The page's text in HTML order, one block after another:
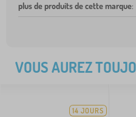
plus de produits de cette marque:
VOUS AUREZ
14 JOURS